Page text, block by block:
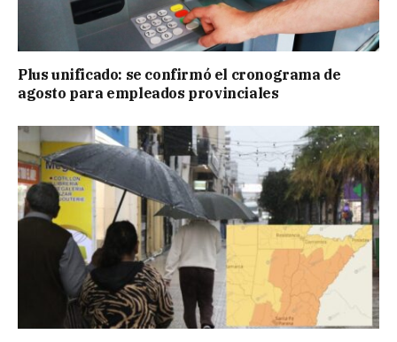
Plus unificado: se confirmó el cronograma de
agosto para empleados provinciales